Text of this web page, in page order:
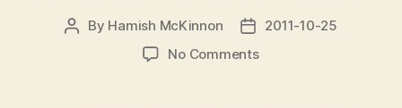
Post
By Hamish McKinnon
Post2011-10-25
No Commentson